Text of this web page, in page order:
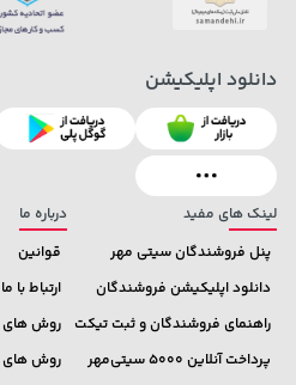
27,480,000 تومان خرید
لینک های مفید
پنل فروشندگان سیتی مهر
دانلود اپلیکیشن فروشندگان
راهنمای فروشندگان و ثبت تیکت
پرداخت آنلاین 5000 سیتی‌مهر
درباره ما
قوانین
ارتباط با ما
روش های
روش های
دانلود اپلیکیشن